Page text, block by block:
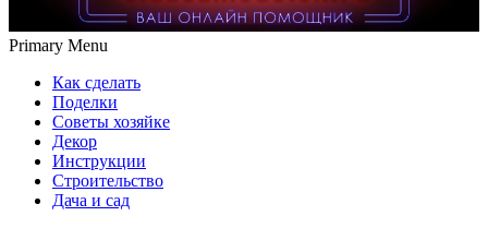
Primary Menu
Как сделать
Поделки
Советы хозяйке
Декор
Инструкции
Строительство
Дача и сад